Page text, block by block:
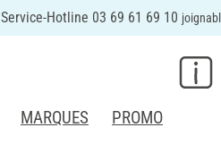
Service-Hotline 03 69 61 69 10
MARQUES PROMO